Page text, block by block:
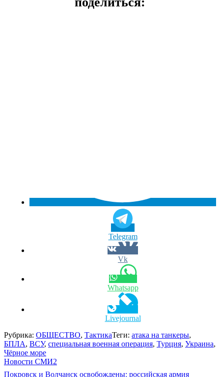
Telegram
Vk
Whatsapp
Livejournal
Рубрика: ОБЩЕСТВО, ТактикаТеги: атака на танкеры,
БПЛА, ВСУ, специальная военная операция, Турция, Украина,
Чёрное море
Новости СМИ2
Покровск и Волчанск освобождены: российская армия